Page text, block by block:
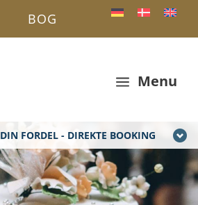
DIN FORDEL - DIREKTE BOOKING
a Menu
BOG